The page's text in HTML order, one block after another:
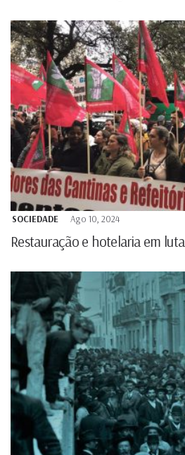
SOCIEDADE Ago 10, 2024
Restauração e hotelaria em luta